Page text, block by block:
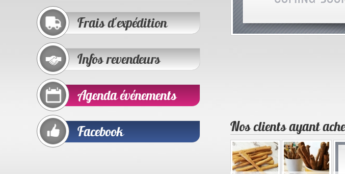
Frais d'expédition
Infos revendeurs
Agenda événements
Facebook Nos clients ayant